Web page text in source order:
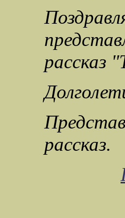
рассказ
рассказ.